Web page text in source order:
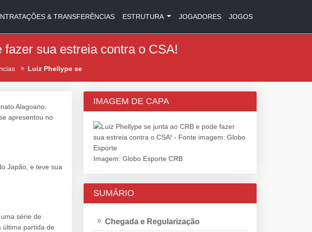
& TRANSFERÊNCIAS ESTRUTURA JOGADORES JOGOS
sua estreia contra o CSA!
Luiz Phellype se
Alagoano.
apresentou no
Japão, e teve sua
série de
última partida de
IMAGEM DE CAPA
Imagem: Globo Esporte CRB
SUMÁRIO
Chegada e Regularização